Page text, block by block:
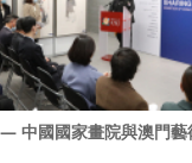
中國國家畫院與澳門藝